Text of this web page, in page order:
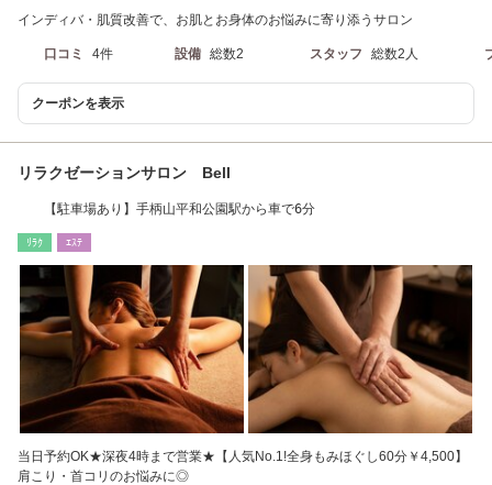
インディバ・肌質改善で、お肌とお身体のお悩みに寄り添うサロン
口コミ 4件 設備 総数2 スタッフ 総数2人
クーポンを表示
リラクゼーションサロン Bell
【駐車場あり】手柄山平和公園駅から車で6分
ﾘﾗｸ ｴｽﾃ
当日予約OK★深夜4時まで営業★【人気No.1!全身もみほぐし60分￥4,500】
肩こり・首コリのお悩みに◎